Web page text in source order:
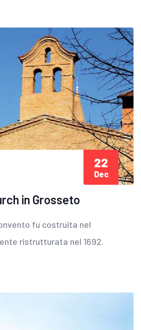
in Grosseto
fu costruita nel
ristrutturata nel 1692.
22
Dec